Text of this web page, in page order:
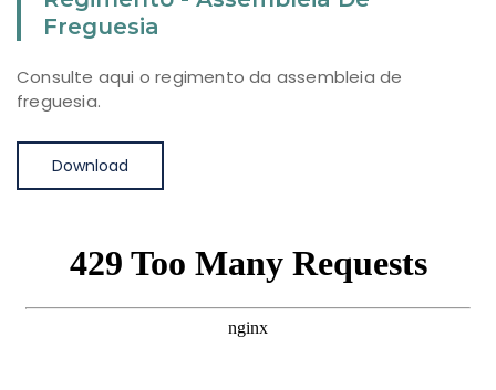
Freguesia
Consulte aqui o regimento da assembleia de
freguesia.
Download